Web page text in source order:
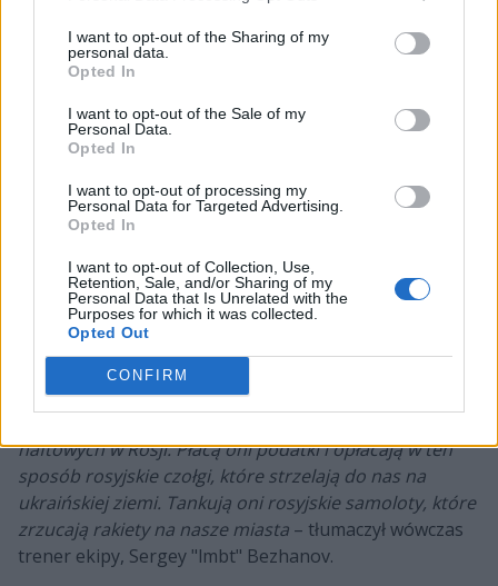
I want to opt-out of the Sharing of my
personal data.
Opted In
I want to opt-out of the Sale of my
Personal Data.
Opted In
I want to opt-out of processing my
Personal Data for Targeted Advertising.
Opted In
I want to opt-out of Collection, Use,
Retention, Sale, and/or Sharing of my
Personal Data that Is Unrelated with the
Purposes for which it was collected.
Opted Out
CONFIRM
Russia is state of terrorist and they all will pay.
29, 2023
Rosja i Rosjanie na celowniku Monte
Nie jest to pierwszy raz, gdy osoby związane z Monte w
otwarty sposób wyrażają swoją dezaprobatę nie tylko
dla władz na Kremlu, ale dla całej Rosji w ogóle.
Wystarczy cofnąć się pamięcią do Regional Major
Ranking, podczas którego szerokim echem odbił się
fakt, iż podopieczni ukraińskiej organizacji po
zakończonym meczu z FORZE Esports nie podali rąk
swoim przeciwnikom. –To bardzo proste. Mają oni
naftowych w Rosji. Płacą oni podatki i opłacają w ten
sposób rosyjskie czołgi, które strzelają do nas na
ukraińskiej ziemi. Tankują oni rosyjskie samoloty, które
zrzucają rakiety na nasze miasta – tłumaczył wówczas
trener ekipy, Sergey "⁠lmbt⁠" Bezhanov.